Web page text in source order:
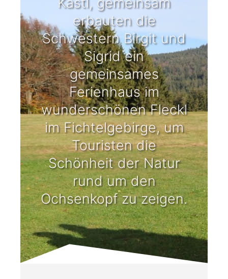
erbauten die
Schwestern Birgit und
Sigrid ein
gemeinsames
Ferienhaus im
wunderschönen Fleckl
im Fichtelgebirge, um
Touristen die
Schönheit der Natur
rund um den
Ochsenkopf zu zeigen.